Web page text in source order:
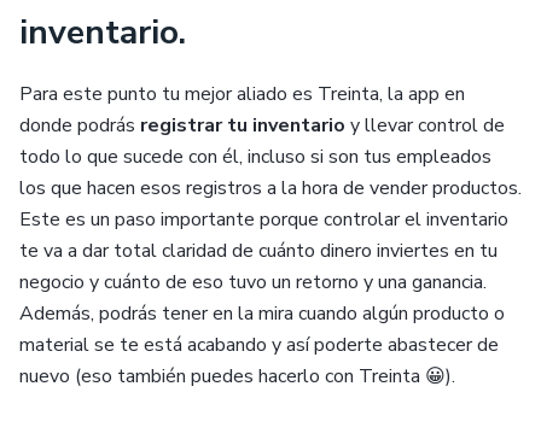
inventario.
Para este punto tu mejor aliado es Treinta, la app en
donde podrás registrar tu inventario y llevar control de
todo lo que sucede con él, incluso si son tus empleados
los que hacen esos registros a la hora de vender productos.
Este es un paso importante porque controlar el inventario
te va a dar total claridad de cuánto dinero inviertes en tu
negocio y cuánto de eso tuvo un retorno y una ganancia.
Además, podrás tener en la mira cuando algún producto o
material se te está acabando y así poderte abastecer de
nuevo (eso también puedes hacerlo con Treinta 😀).